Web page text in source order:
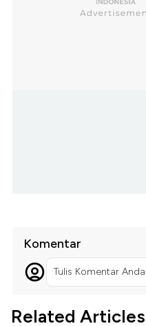
Komentar
Tulis Komentar
Related Articles